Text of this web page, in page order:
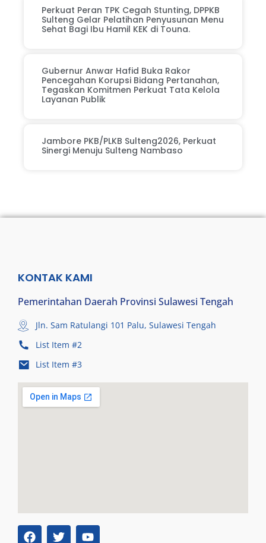
Perkuat Peran TPK Cegah Stunting, DPPKB
Sulteng Gelar Pelatihan Penyusunan Menu
Sehat Bagi Ibu Hamil KEK di Touna.
Gubernur Anwar Hafid Buka Rakor
Pencegahan Korupsi Bidang Pertanahan,
Tegaskan Komitmen Perkuat Tata Kelola
Layanan Publik
Jambore PKB/PLKB Sulteng2026, Perkuat
Sinergi Menuju Sulteng Nambaso
KONTAK KAMI
Pemerintahan Daerah Provinsi Sulawesi Tengah
Jln. Sam Ratulangi 101 Palu, Sulawesi Tengah
List Item #2
List Item #3